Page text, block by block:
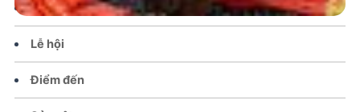
Văn hoá – Đời sống
Lễ hội
Điểm đến